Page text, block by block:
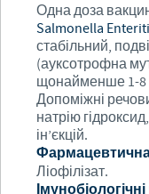
Одна доза
Salmonella
стабільний,
(ауксотрофна
щонайменше 1-8
Допоміжні
натрію
ін’єкцій.
Ліофілізат.